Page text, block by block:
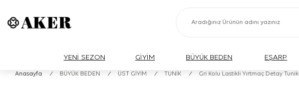
YENİ SEZON GİYİM BÜYÜK BEDEN EŞARP
Anasayfa / BÜYÜK BEDEN / ÜST GİYİM / TUNİK / Gri Kolu Lastikli Yırtmaç Detay Tunik